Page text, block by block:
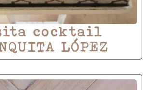
cocktail
LÓPEZ